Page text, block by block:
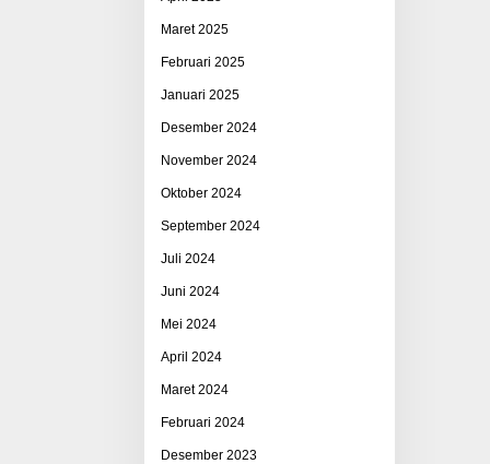
Maret 2025
Februari 2025
Januari 2025
Desember 2024
November 2024
Oktober 2024
September 2024
Juli 2024
Juni 2024
Mei 2024
April 2024
Maret 2024
Februari 2024
Desember 2023